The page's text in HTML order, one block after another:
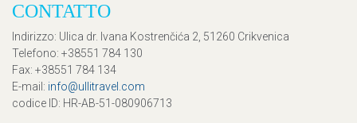
CONTATTO
Indirizzo: Ulica dr. Ivana Kostrenčića 2, 51260 Crikvenica
Telefono: +38551 784 130
Fax: +38551 784 134
E-mail : info@ullitravel.com
codice ID: HR-AB-51-080906713